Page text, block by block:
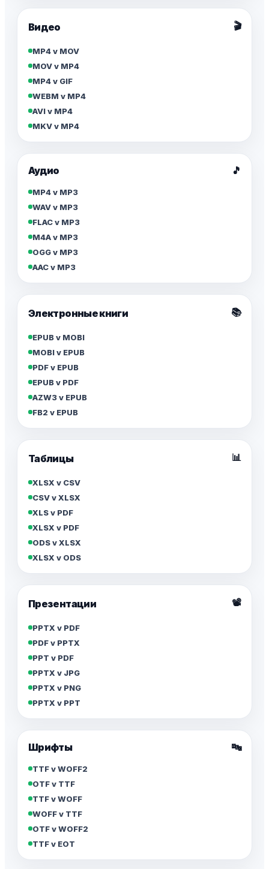
Видео 🎬
MP4 v MOV
MOV v MP4
MP4 v GIF
WEBM v MP4
AVI v MP4
MKV v MP4
Аудио 🎵
MP4 v MP3
WAV v MP3
FLAC v MP3
M4A v MP3
OGG v MP3
AAC v MP3
Электронные книги 📚
EPUB v MOBI
MOBI v EPUB
PDF v EPUB
EPUB v PDF
AZW3 v EPUB
FB2 v EPUB
Таблицы 📊
XLSX v CSV
CSV v XLSX
XLS v PDF
XLSX v PDF
ODS v XLSX
XLSX v ODS
Презентации 📽️
PPTX v PDF
PDF v PPTX
PPT v PDF
PPTX v JPG
PPTX v PNG
PPTX v PPT
Шрифты 🔤
TTF v WOFF2
OTF v TTF
TTF v WOFF
WOFF v TTF
OTF v WOFF2
TTF v EOT